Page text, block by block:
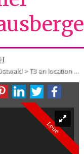
>T3 en location Ostwald
Loué